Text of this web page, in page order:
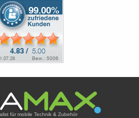
für mobile Technik & Zubehör